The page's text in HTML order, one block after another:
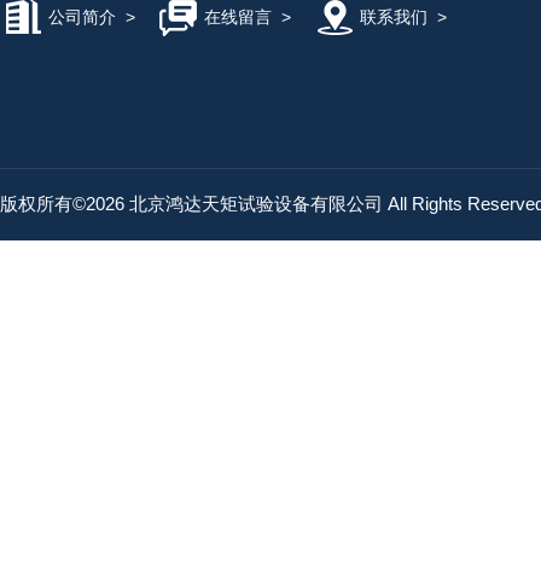
公司简介 > 在线留言> 联系我们 >
版权所有©2026 北京鸿达天矩试验设备有限公司 All Rights